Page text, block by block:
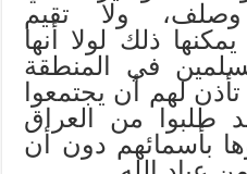
ولا تقيم
ذلك لولا أنها
في المنطقة
لهم أن يجتمعوا
طلبوا من العراق
بأسمائهم دون أن